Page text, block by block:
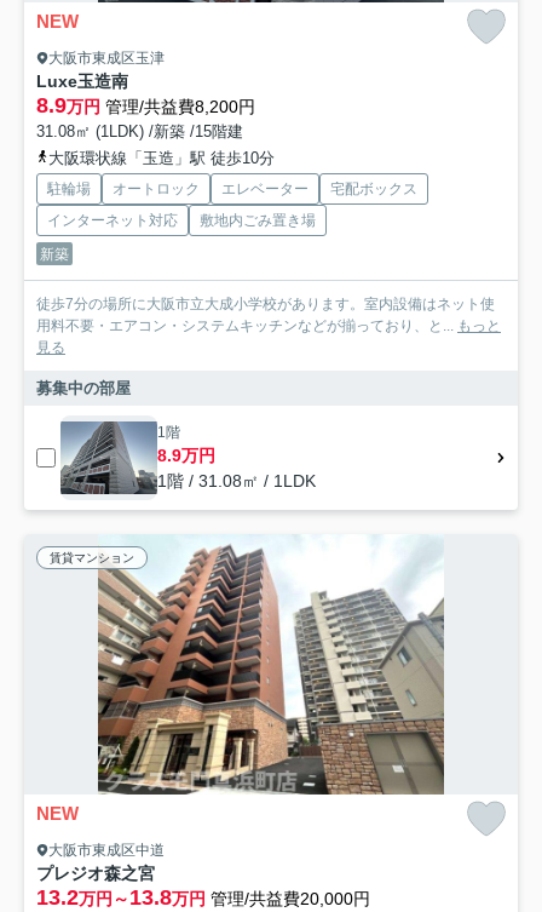
NEW
大阪市東成区玉津
Luxe玉造南
8.9万円 管理/共益費8,200円
31.08㎡ (1LDK) /新築 /15階建
大阪環状線「玉造」駅 徒歩10分
駐輪場 オートロック エレベーター
宅配ボックス
インターネット対応
敷地内ごみ置き場
新築
徒歩7分の場所に大阪市立大成小学校があります。室内設備はネット使
用料不要・エアコン・システムキッチンなどが揃っており、と... もっと
見る
募集中の部屋
1階
8.9万円
1階 / 31.08㎡ / 1LDK
賃貸マンション
NEW
大阪市東成区中道
プレジオ森之宮
13.2万円～13.8万円 管理/共益費20,000円